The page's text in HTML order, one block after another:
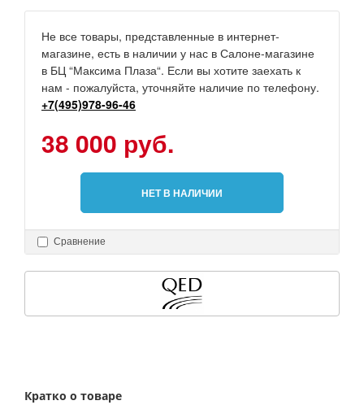
Не все товары, представленные в интернет-
магазине, есть в наличии у нас в Салоне-магазине
в БЦ “Максима Плаза“. Если вы хотите заехать к
нам - пожалуйста, уточняйте наличие по телефону.
+7(495)978-96-46
38 000 руб.
НЕТ В НАЛИЧИИ
Сравнение
Кратко о товаре